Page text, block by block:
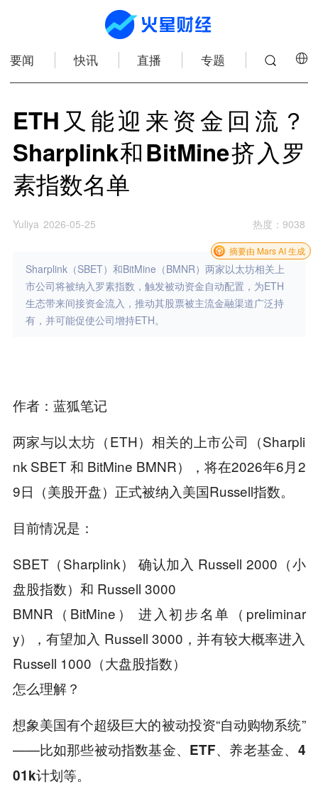
要闻 快讯 直播 专题
ETH又能迎来资金回流？
Sharplink和BitMine挤入罗
素指数名单
Yuliya 2026-05-25 热度 ：9038
Sharplink（SBET）和BitMine（BMNR）两家以太坊相关上
市公司将被纳入罗素指数，触发被动资金自动配置，为ETH
生态带来间接资金流入，推动其股票被主流金融渠道广泛持
有，并可能促使公司增持ETH。
摘要由 Mars AI 生成
作者：蓝狐笔记
两家与以太坊（ETH）相关的上市公司（Sharpli
nk SBET 和 BitMine BMNR），将在2026年6月2
9日（美股开盘）正式被纳入美国Russell指数。
目前情况是：
SBET（Sharplink） 确认加入 Russell 2000（小
盘股指数）和 Russell 3000
BMNR（BitMine） 进入初步名单（preliminar
y），有望加入 Russell 3000，并有较大概率进入
Russell 1000（大盘股指数）
怎么理解？
想象美国有个超级巨大的被动投资“自动购物系统”
——比如那些被动指数基金、ETF、养老基金、4
01k计划等。